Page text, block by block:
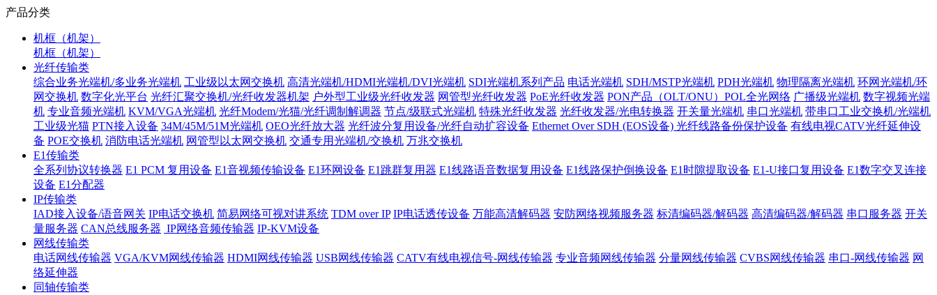
产品分类
机框（机架）
机框（机架）
光纤传输类
综合业务光端机/多业务光端机 工业级以太网交换机 高清光端机/HDMI光端机/DVI光端机 SDI光端机系列产品 电话光端机 SDH/MSTP光端机 PDH光端机 物理隔离光端机 环网光端机/环
网交换机 数字化光平台 光纤汇聚交换机/光纤收发器机架 户外型工业级光纤收发器 网管型光纤收发器 PoE光纤收发器 PON产品（OLT/ONU）POL全光网络 广播级光端机 数字视频光端
机 专业音频光端机 KVM/VGA光端机 光纤Modem/光猫/光纤调制解调器 节点/级联式光端机 特殊光纤收发器 光纤收发器/光电转换器 开关量光端机 串口光端机 带串口工业交换机/光端机
工业级光猫 PTN接入设备 34M/45M/51M光端机 OEO光纤放大器 光纤波分复用设备/光纤自动扩容设备 Ethernet Over SDH (EOS设备) 光纤线路备份保护设备 有线电视CATV光纤延伸设
备 POE交换机 消防电话光端机 网管型以太网交换机 交通专用光端机/交换机 万兆交换机
E1传输类
全系列协议转换器 E1 PCM 复用设备 E1音视频传输设备 E1环网设备 E1跳群复用器 E1线路语音数据复用设备 E1线路保护倒换设备 E1时隙提取设备 E1-U接口复用设备 E1数字交叉连接
设备 E1分配器
IP传输类
IAD接入设备/语音网关 IP电话交换机 简易网络可视对讲系统 TDM over IP IP电话透传设备 万能高清解码器 安防网络视频服务器 标清编码器/解码器 高清编码器/解码器 串口服务器 开关
量服务器 CAN总线服务器 IP网络音频传输器 IP-KVM设备
网线传输类
电话网线传输器 VGA/KVM网线传输器 HDMI网线传输器 USB网线传输器 CATV有线电视信号-网线传输器 专业音频网线传输器 分量网线传输器 CVBS网线传输器 串口-网线传输器 网
络延伸器
同轴传输类